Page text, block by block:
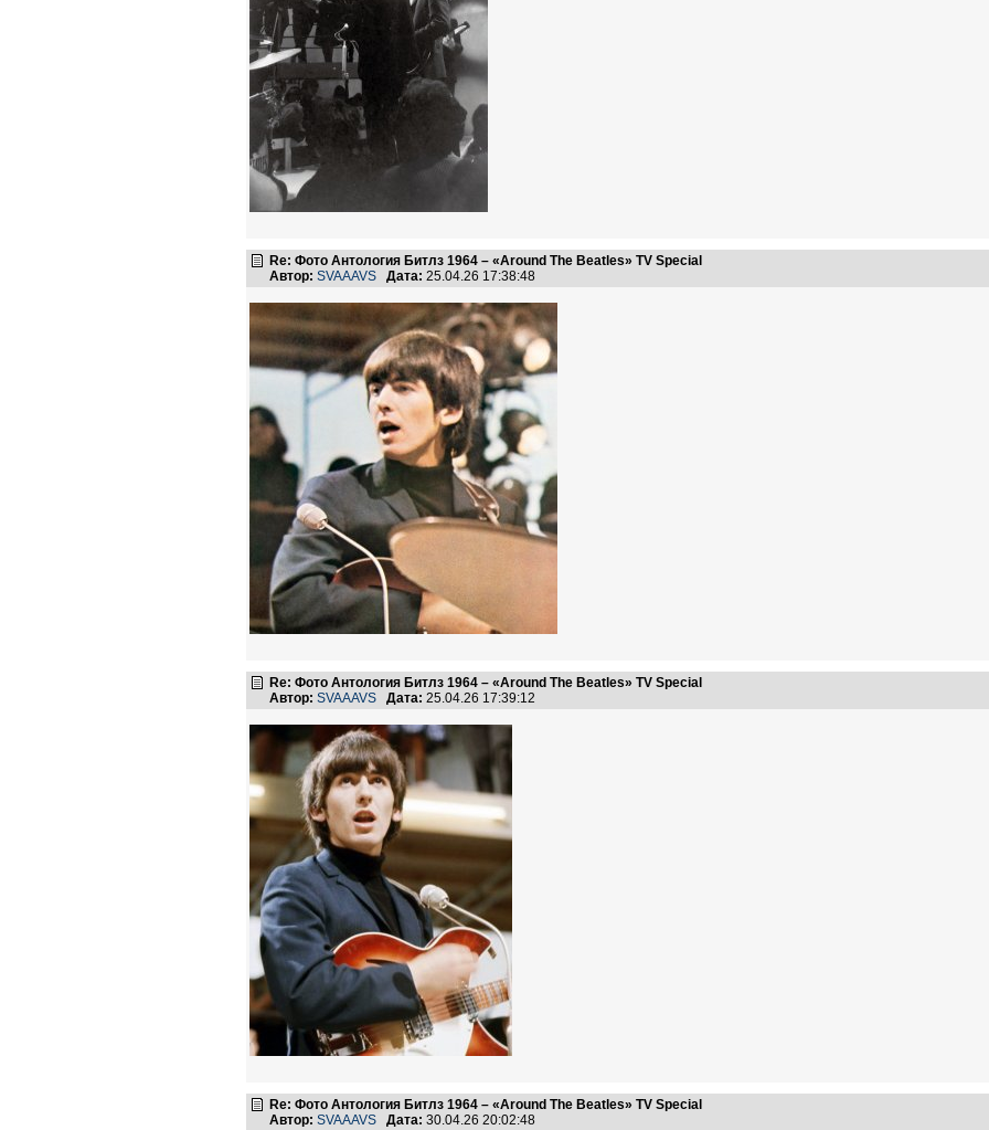
Re: Фото Антология Битлз 1964 – «Around The Beatles» TV Special
Автор: SVAAAVS Дата: 25.04.26 17:38:48
Re: Фото Антология Битлз 1964 – «Around The Beatles» TV Special
Автор: SVAAAVS Дата: 25.04.26 17:39:12
Re: Фото Антология Битлз 1964 – «Around The Beatles» TV Special
Автор: SVAAAVS Дата: 30.04.26 20:02:48